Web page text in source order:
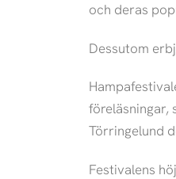
och deras
Dessutom
föreläsningar,
Törringelund
Festivalens